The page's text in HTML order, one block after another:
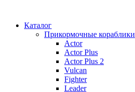
Каталог
Прикормочные кораблики
Actor
Actor Plus
Actor Plus 2
Vulcan
Fighter
Leader